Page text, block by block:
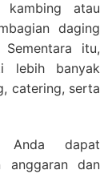
kambing atau
daging
itu,
lebih banyak
catering, serta
Anda dapat
anggaran dan